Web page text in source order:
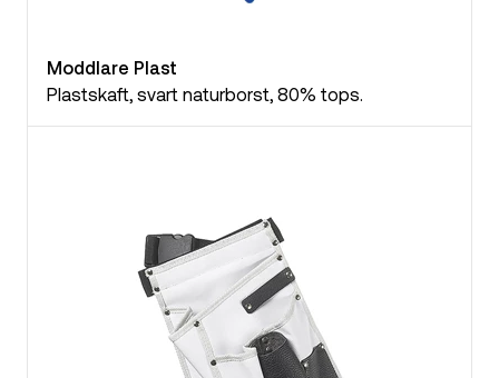
Moddlare Plast
Plastskaft, svart naturborst, 80% tops.